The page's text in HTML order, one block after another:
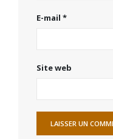
E-mail *
Site web